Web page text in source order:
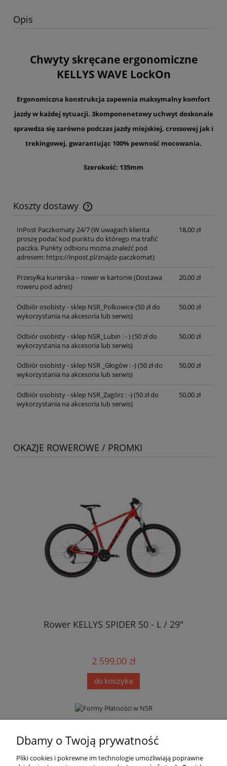
Opis
Chwyty skręcane ergonomiczne
KELLYS WAVE LockOn
Ergonomiczna konstrukcja zapewnia maksymalny komfort
jazdy w każdej sytuacji. 3komponenetowy uchwyt doskonale
sprawdza się zarówno podczas jazdy miejskiej, crossowej jak i
trekingowej, gwarantując 100% pewność mocowania.
Szerokość: 135mm
Koszty dostawy
Cena nie zawiera ewentualnych kosztów płatności
InPost Paczkomaty 24/7(W uwagach klienta
proszę podać kod punktu do którego ma trafić
paczka. Punkty odbioru można znaleźć pod
adresem: https://inpost.pl/znajdz-paczkomat)
18,00 zł
Przesyłka kurierska – rower w kartonie(Dostawa
roweru pod adres)
20,00 zł
Odbiór osobisty - sklep NSR_Polkowice(50 zł do
wykorzystania na akcesoria lub serwis)
50,00 zł
Odbiór osobisty - sklep NSR_Lubin : - )(50 zł do
wykorzystania na akcesoria lub serwis)
50,00 zł
Odbiór osobisty - sklep NSR _Głogów : -)(50 zł do
wykorzystania na akcesoria lub serwis)
50,00 zł
Odbiór osobisty - sklep NSR_Zagórz : -)(50 zł do
wykorzystania na akcesoria lub serwis)
50,00 zł
OKAZJE ROWEROWE / PROMKI
Rower KELLYS SPIDER 50 - L / 29"
2 599,00 zł
do koszyka
Informacje
Moje konto
Dbamy o Twoją prywatność
Pliki cookies i pokrewne im technologie umożliwiają poprawne